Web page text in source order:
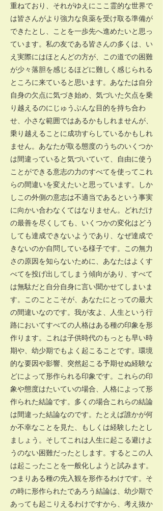
重ねており、それがゆえにここ霊的な世界で
は皆さんがより強力な良薬を受け取る準備が
できたとし、ことを一歩先へ進めたいと思っ
ています。私の友である皆さんの多くは、い
え実際にはほとんどの方が、この道での困難
が少々落胆を感じるほどに難しく感じられる
ところに来ていると思います。あなたは自分
自身の欠点に気づき始め、気づいた欠点を乗
り越えるのにじゅうぶんな目的を持ち合わ
せ、小さな範囲ではあるかもしれませんが、
乗り越えることに成功すらしているかもしれ
ません。あなたが取る態度のうちのいくつか
は間違っていると気づいていて、自由に使う
ことができる意志の力のすべてを使ってこれ
らの間違いを変えたいと思っています。しか
しこの外側の意志は不適当であるという事実
に向かい合わなくてはなりません。どれだけ
の最善を尽くしても、いくつかの変化はどう
しても達成できないようであり、なぜ達成で
きないのか自問している様子です。この無力
さの原因を知らないために、あなたはよくす
べてを投げ出してしまう傾向があり、すべて
は無駄だと自分自身に言い聞かせてしまいま
す。このことこそが、あなたにとっての最大
の間違いなのです。我が友よ、人生という行
路においてすべての人格はある種の印象を形
作ります。これは子供時代のもっとも早い時
期や、幼少期でもよく起こることです。環境
的な要因や影響、突然起こる予期せぬ経験な
どによって形作られる印象です。これらの印
象や態度はたいていの場合、人格によって形
作られた結論です。多くの場合これらの結論
は間違った結論なのです。たとえば誰かが何
か不幸なことを見た、もしくは経験したとし
ましょう。そしてこれは人生に起こる避けよ
うのない困難だったとします。するとこの人
は起こったことを一般化しようと試みます。
つまりある種の先入観を形作るわけです。そ
の時に形作られたであろう結論は、幼少期で
あっても起こりえるわけですから、考え抜か